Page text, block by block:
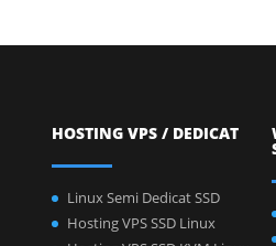
HOSTING VPS / DEDICAT
Linux Semi Dedicat SSD
Hosting VPS SSD Linux